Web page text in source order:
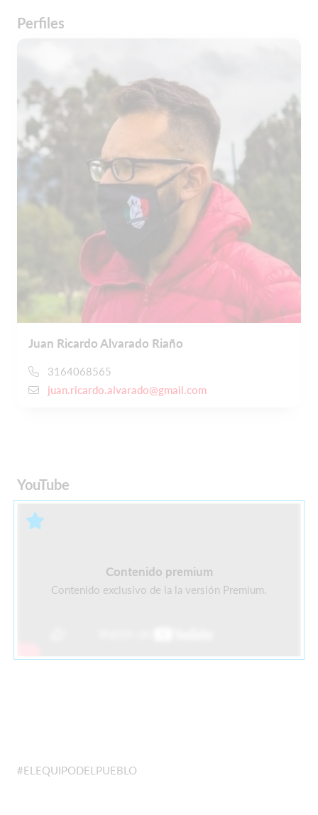
Perfiles
Juan Ricardo Alvarado Riaño
3164068565
juan.ricardo.alvarado@gmail.com
YouTube
Contenido premium
Contenido exclusivo de la la versión Premium.
#ELEQUIPODELPUEBLO